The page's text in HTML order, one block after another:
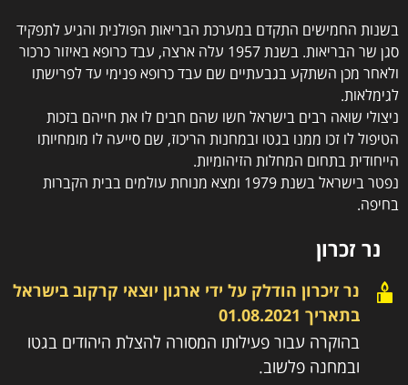
בשנות החמישים התקדם במערכת הבריאות הפולנית והגיע לתפקיד
סגן שר הבריאות. בשנת 1957 עלה ארצה, עבד כרופא באיזור כרכור
ולאחר מכן השתקע בגבעתיים שם עבד כרופא פנימי עד לפרישתו
לגימלאות.
ניצולי שואה רבים בישראל חשו שהם חבים לו את חייהם בזכות
הטיפול לו זכו ממנו בגטו ובמחנות הריכוז, שם סייעה לו מומחיותו
הייחודית בתחום המחלות הזיהומיות.
נפטר בישראל בשנת 1979 ומצא מנוחת עולמים בבית הקברות
בחיפה.
נר זכרון
נר זיכרון הודלק על ידי ארגון יוצאי קרקוב בישראל
בתאריך 01.08.2021
בהוקרה עבור פעילותו המסורה להצלת היהודים בגטו
ובמחנה פלשוב.